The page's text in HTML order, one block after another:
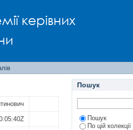
керівних
ЧАС СТВОРЕННЯ
Пошук
Пошук
По цій колекції